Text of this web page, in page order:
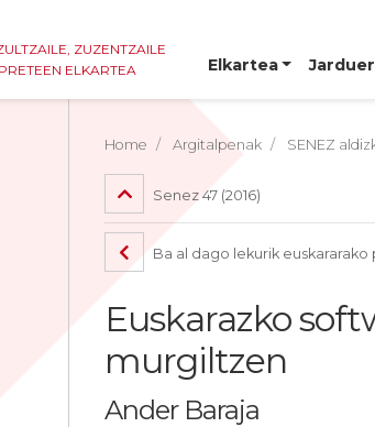
ZUZENTZAILE
ELKARTEA
Elkartea
Home Argitalpenak SENEZ
Senez 47 (2016)
Ba al dago lekurik
Euskarazko
murgiltzen
Ander Baraja